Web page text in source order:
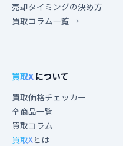
売却タイミングの決め方
買取コラム一覧 →
買取Xについて
買取価格チェッカー
全商品一覧
買取コラム
買取Xとは